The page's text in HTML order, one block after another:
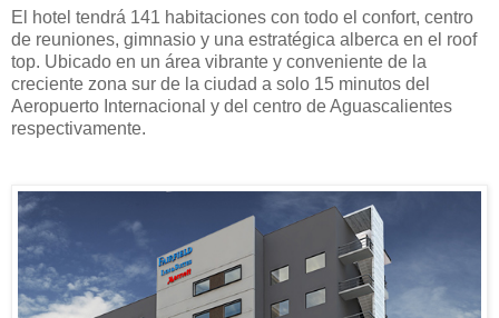
El hotel tendrá 141 habitaciones con todo el confort, centro
de reuniones, gimnasio y una estratégica alberca en el roof
top. Ubicado en un área vibrante y conveniente de la
creciente zona sur de la ciudad a solo 15 minutos del
Aeropuerto Internacional y del centro de Aguascalientes
respectivamente.